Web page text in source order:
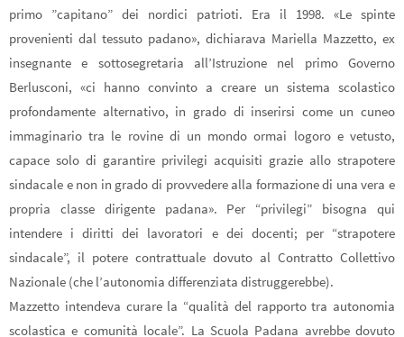
primo ”capitano” dei nordici patrioti. Era il 1998. «Le spinte
provenienti dal tessuto padano», dichiarava Mariella Mazzetto, ex
insegnante e sottosegretaria all’Istruzione nel primo Governo
Berlusconi, «ci hanno convinto a creare un sistema scolastico
profondamente alternativo, in grado di inserirsi come un cuneo
immaginario tra le rovine di un mondo ormai logoro e vetusto,
capace solo di garantire privilegi acquisiti grazie allo strapotere
sindacale e non in grado di provvedere alla formazione di una vera e
propria classe dirigente padana». Per “privilegi” bisogna qui
intendere i diritti dei lavoratori e dei docenti; per “strapotere
sindacale”, il potere contrattuale dovuto al Contratto Collettivo
Nazionale (che l’autonomia differenziata distruggerebbe).
Mazzetto intendeva curare la “qualità del rapporto tra autonomia
scolastica e comunità locale”. La Scuola Padana avrebbe dovuto